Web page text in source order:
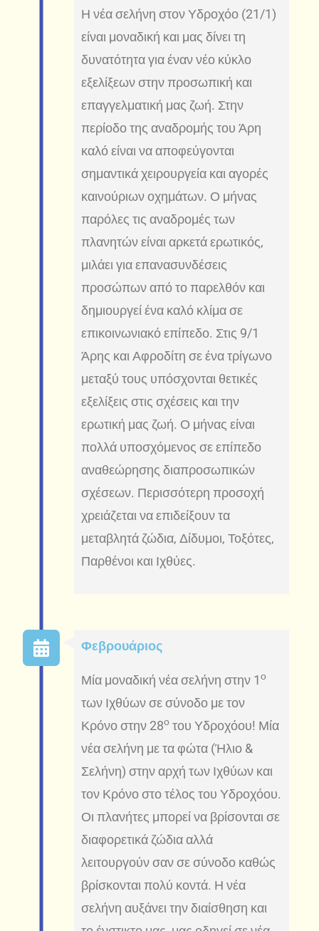
Η νέα σελήνη στον Υδροχόο (21/1)
είναι μοναδική και μας δίνει τη
δυνατότητα για έναν νέο κύκλο
εξελίξεων στην προσωπική και
επαγγελματική μας ζωή. Στην
περίοδο της αναδρομής του Άρη
καλό είναι να αποφεύγονται
σημαντικά χειρουργεία και αγορές
καινούριων οχημάτων. Ο μήνας
παρόλες τις αναδρομές των
πλανητών είναι αρκετά ερωτικός,
μιλάει για επανασυνδέσεις
προσώπων από το παρελθόν και
δημιουργεί ένα καλό κλίμα σε
επικοινωνιακό επίπεδο. Στις 9/1
Άρης και Αφροδίτη σε ένα τρίγωνο
μεταξύ τους υπόσχονται θετικές
εξελίξεις στις σχέσεις και την
ερωτική μας ζωή. Ο μήνας είναι
πολλά υποσχόμενος σε επίπεδο
αναθεώρησης διαπροσωπικών
σχέσεων. Περισσότερη προσοχή
χρειάζεται να επιδείξουν τα
μεταβλητά ζώδια, Δίδυμοι, Τοξότες,
Παρθένοι και Ιχθύες.
Φεβρουάριος
Μία μοναδική νέα σελήνη στην 1ο
των Ιχθύων σε σύνοδο με τον
Κρόνο στην 28ο του Υδροχόου! Μία
νέα σελήνη με τα φώτα (Ήλιο &
Σελήνη) στην αρχή των Ιχθύων και
τον Κρόνο στο τέλος του Υδροχόου.
Οι πλανήτες μπορεί να βρίσονται σε
διαφορετικά ζώδια αλλά
λειτουργούν σαν σε σύνοδο καθώς
βρίσκονται πολύ κοντά. Η νέα
σελήνη αυξάνει την διαίσθηση και